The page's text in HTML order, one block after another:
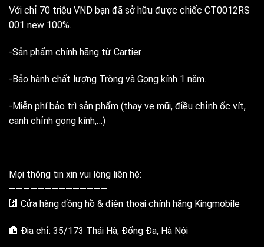
Với chỉ 70 triệu VND bạn đã sở hữu được chiếc CT0012RS
001 new 100%.
-Sản phẩm chính hãng từ Cartier
-Bảo hành chất lượng Tròng và Gọng kính 1 năm.
-Miễn phí bảo trì sản phẩm (thay ve mũi, điều chỉnh ốc vít,
canh chỉnh gọng kính,…)
Mọi thông tin xin vui lòng liên hệ:
——————————————
🕍 Cửa hàng đồng hồ & điện thoại chính hãng Kingmobile
🏣 Địa chỉ: 35/173 Thái Hà, Đống Đa, Hà Nội